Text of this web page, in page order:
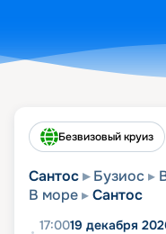
Безвизовый круиз
Сантос Бузиос
В море
Сантос
17:0019 декабря